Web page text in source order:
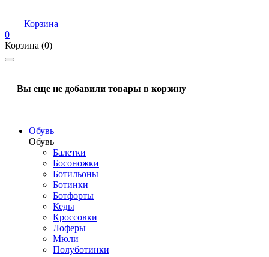
Корзина
0
Корзина (0)
Вы еще не добавили товары в корзину
Обувь
Обувь
Балетки
Босоножки
Ботильоны
Ботинки
Ботфорты
Кеды
Кроссовки
Лоферы
Мюли
Полуботинки